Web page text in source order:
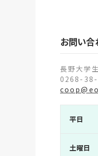
お問い合
長野大学
0268-
平日
土曜日